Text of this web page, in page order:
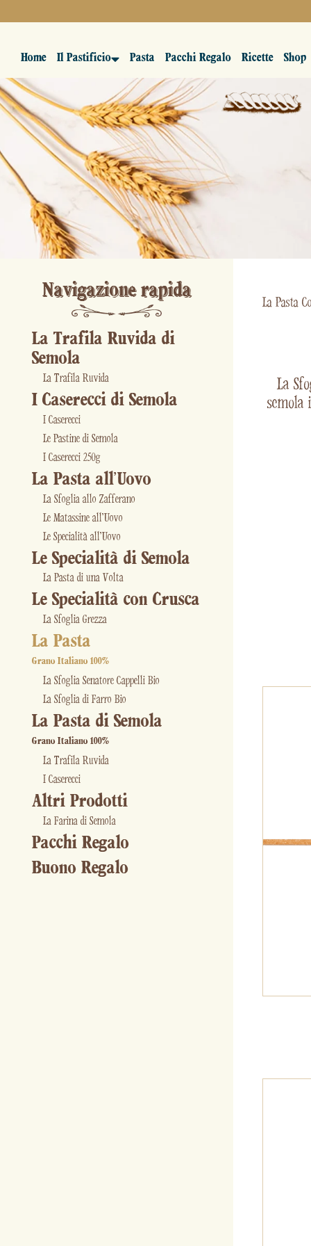
Home Il Pastificio Pasta Pacchi Regalo Ricette Shop
Navigazione rapida
La Trafila Ruvida di
Semola
La Trafila Ruvida
I Caserecci di Semola
I Caserecci
Le Pastine di Semola
I Caserecci 250g
La Pasta all'Uovo
La Sfoglia allo Zafferano
Le Matassine all'Uovo
Le Specialità all'Uovo
Le Specialità di Semola
La Pasta di una Volta
Le Specialità con Crusca
La Sfoglia Grezza
La Pasta
Grano Italiano 100%
La Sfoglia Senatore Cappelli Bio
La Sfoglia di Farro Bio
La Pasta di Semola
Grano Italiano 100%
La Trafila Ruvida
I Caserecci
Altri Prodotti
La Farina di Semola
Pacchi Regalo
Buono Regalo
La Pasta
La